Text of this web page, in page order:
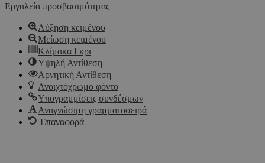
Εργαλεία προσβασιμότητας
Αύξηση κειμένου
Μείωση κειμένου
Κλίμακα Γκρι
Υψηλή Αντίθεση
Αρνητική Αντίθεση
Ανοιχτόχρωμο φόντο
Υπογραμμίσεις συνδέσμων
Αναγνώσιμη γραμματοσειρά
Επαναφορά